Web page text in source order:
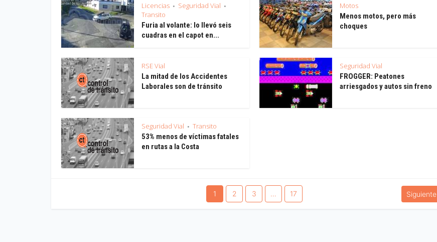
Licencias • Seguridad Vial •
Transito
Furia al volante: lo llevó seis
cuadras en el capot en...
Motos
Menos motos, pero más
choques
RSE Vial
La mitad de los Accidentes
Laborales son de tránsito
Seguridad Vial
FROGGER: Peatones
arriesgados y autos sin freno
Seguridad Vial • Transito
53% menos de víctimas fatales
en rutas a la Costa
1 2 3 … 17 Siguiente